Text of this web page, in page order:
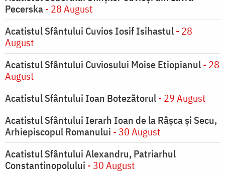
Pecerska- 28 August
Acatistul Sfântului Cuvios Iosif Isihastul- 28
August
Acatistul Sfântului Cuviosului Moise Etiopianul- 28
August
Acatistul Sfântului Ioan Botezătorul- 29 August
Acatistul Sfântului Ierarh Ioan de la Râşca şi Secu,
Arhiepiscopul Romanului - 30 August
Acatistul Sfântului Alexandru, Patriarhul
Constantinopolului - 30 August